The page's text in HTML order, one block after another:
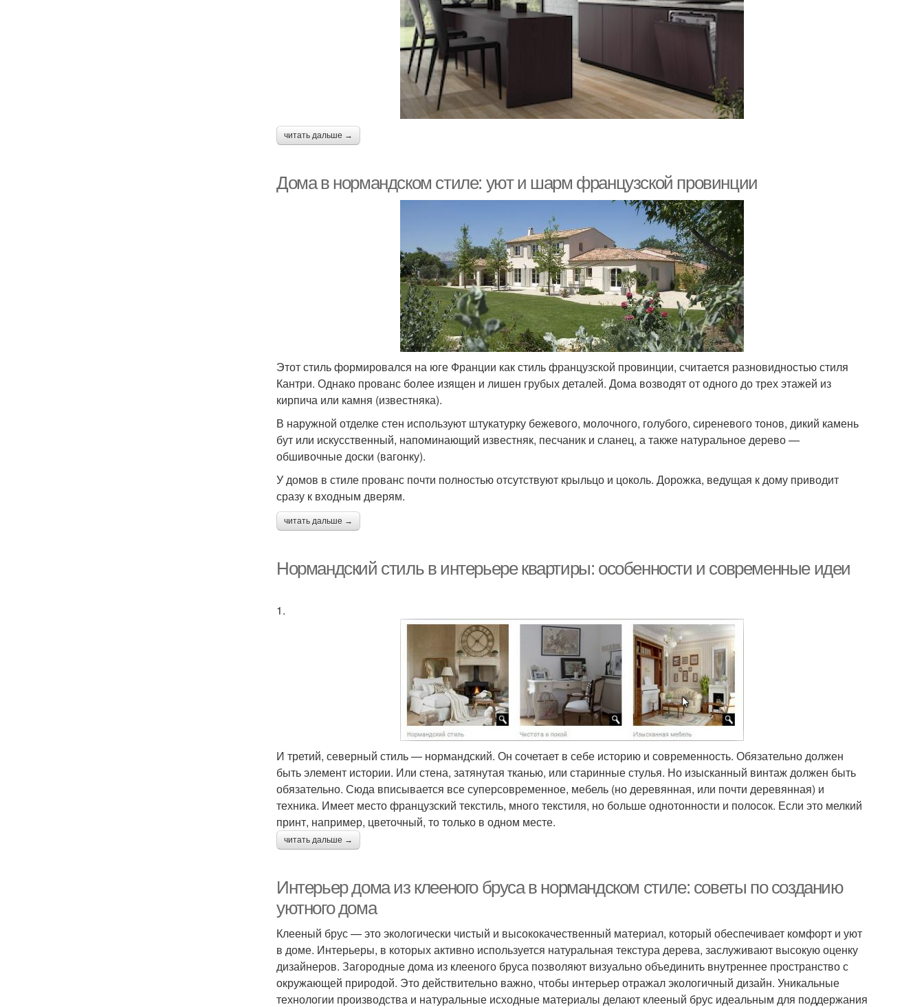
читать дальше →
Дома в нормандском стиле: уют и шарм французской провинции
Этот стиль формировался на юге Франции как стиль французской провинции, считается разновидностью стиля
Кантри. Однако прованс более изящен и лишен грубых деталей. Дома возводят от одного до трех этажей из
кирпича или камня (известняка).
В наружной отделке стен используют штукатурку бежевого, молочного, голубого, сиреневого тонов, дикий камень
бут или искусственный, напоминающий известняк, песчаник и сланец, а также натуральное дерево —
обшивочные доски (вагонку).
У домов в стиле прованс почти полностью отсутствуют крыльцо и цоколь. Дорожка, ведущая к дому приводит
сразу к входным дверям.
читать дальше →
Нормандский стиль в интерьере квартиры: особенности и современные идеи
1.
И третий, северный стиль — нормандский. Он сочетает в себе историю и современность. Обязательно должен
быть элемент истории. Или стена, затянутая тканью, или старинные стулья. Но изысканный винтаж должен быть
обязательно. Сюда вписывается все суперсовременное, мебель (но деревянная, или почти деревянная) и
техника. Имеет место французский текстиль, много текстиля, но больше однотонности и полосок. Если это мелкий
принт, например, цветочный, то только в одном месте.
читать дальше →
Интерьер дома из клееного бруса в нормандском стиле: советы по созданию
уютного дома
Клееный брус — это экологически чистый и высококачественный материал, который обеспечивает комфорт и уют
в доме. Интерьеры, в которых активно используется натуральная текстура дерева, заслуживают высокую оценку
дизайнеров. Загородные дома из клееного бруса позволяют визуально объединить внутреннее пространство с
окружающей природой. Это действительно важно, чтобы интерьер отражал экологичный дизайн. Уникальные
технологии производства и натуральные исходные материалы делают клееный брус идеальным для поддержания